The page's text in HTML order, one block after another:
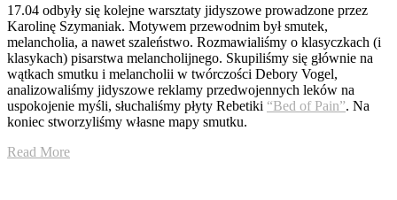
17.04 odbyły się kolejne warsztaty jidyszowe prowadzone przez
Karolinę Szymaniak. Motywem przewodnim był smutek,
melancholia, a nawet szaleństwo. Rozmawialiśmy o klasyczkach (i
klasykach) pisarstwa melancholijnego. Skupiliśmy się głównie na
wątkach smutku i melancholii w twórczości Debory Vogel,
analizowaliśmy jidyszowe reklamy przedwojennych leków na
uspokojenie myśli, słuchaliśmy płyty Rebetiki “Bed of Pain”. Na
koniec stworzyliśmy własne mapy smutku.
Read More